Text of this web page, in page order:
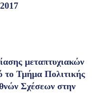
μεταπτυχιακών
Τμήμα Πολιτικής
Σχέσεων στην